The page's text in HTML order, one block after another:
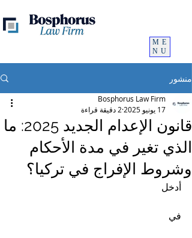
ME
NU
منشور
قانون الإعدام الجديد 2025: ما
الذي تغير في مدة الأحكام
وشروط الإفراج في تركيا؟
Bosphorus Law Firm
17 يونيو 2025
2 دقيقة قراءة
أدخل
في